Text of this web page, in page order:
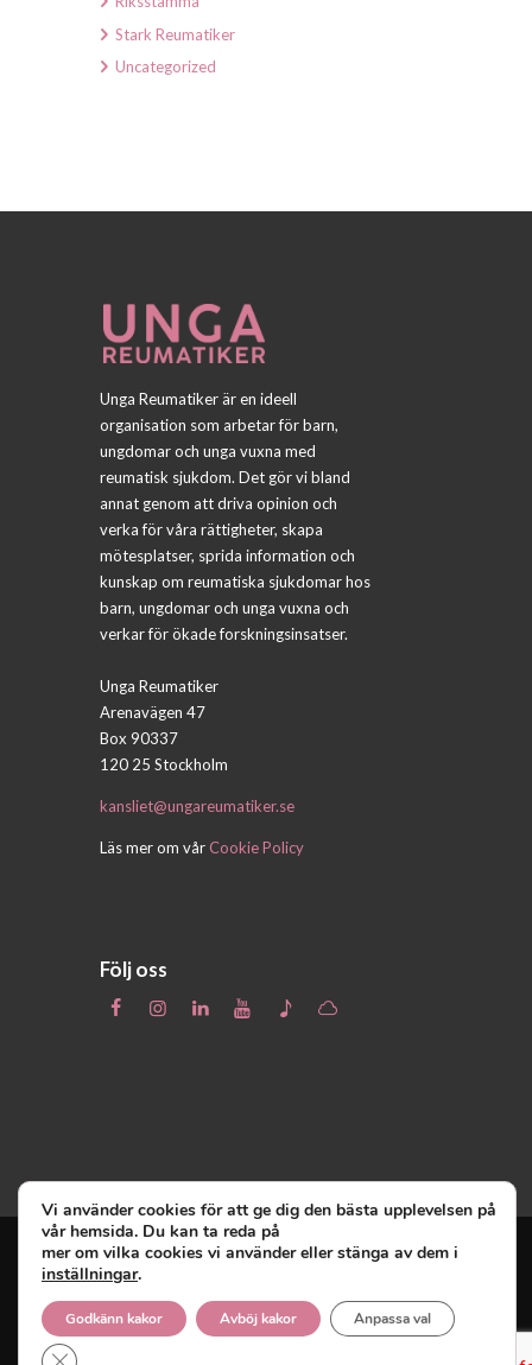
Stark Reumatiker
Uncategorized
Unga Reumatiker är en ideell
organisation som arbetar för barn,
ungdomar och unga vuxna med
reumatisk sjukdom. Det gör vi bland
annat genom att driva opinion och
verka för våra rättigheter, skapa
mötesplatser, sprida information och
kunskap om reumatiska sjukdomar hos
barn, ungdomar och unga vuxna och
verkar för ökade forskningsinsatser.
Unga Reumatiker
Arenavägen 47
Box 90337
120 25 Stockholm
kansliet@ungareumatiker.se
Läs mer om vårCookie Policy
Följ oss
innehar upphovsrätten till denna site och
reserverar sig alla rättigheter därtill.
Vi använder cookies för att ge dig den bästa upplevelsen på
vår hemsida. Du kan ta reda på
mer om vilka cookies vi använder eller stänga av dem i
inställningar.
Godkänn kakor Avböj kakor Anpassa val
Close GDPR Cookie Banner